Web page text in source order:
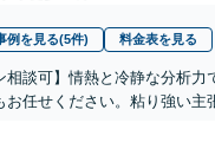
例を見る(5件) 料金表を見る
相談可】情熱と冷静な分析
任せください。粘り強い主